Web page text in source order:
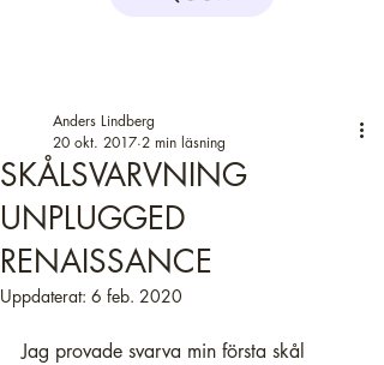
SKÅLSVARVNING
UNPLUGGED
RENAISSANCE
Anders Lindberg
20 okt. 2017 2 min läsning
Uppdaterat: 6 feb. 2020
Jag provade svarva min första skål